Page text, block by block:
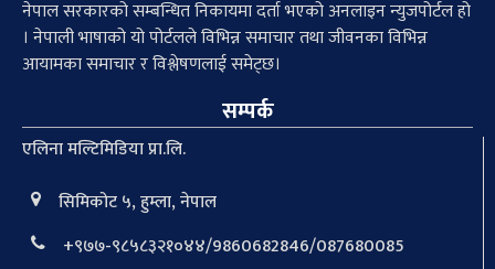
नेपाल सरकारको सम्बन्धित निकायमा दर्ता भएको अनलाइन न्युजपोर्टल हो
। नेपाली भाषाको यो पोर्टलले विभिन्न समाचार तथा जीवनका विभिन्न
आयामका समाचार र विश्लेषणलाई समेट्छ।
सम्पर्क
एलिना मल्टिमिडिया प्रा.लि.
सिमिकोट ५, हुम्ला, नेपाल
+९७७-९८५८३२१०४४/9860682846/087680085